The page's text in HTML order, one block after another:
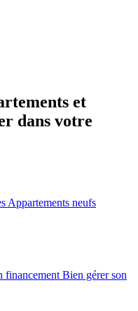
et
dans votre
Appartements neufs
financement Bien gérer son